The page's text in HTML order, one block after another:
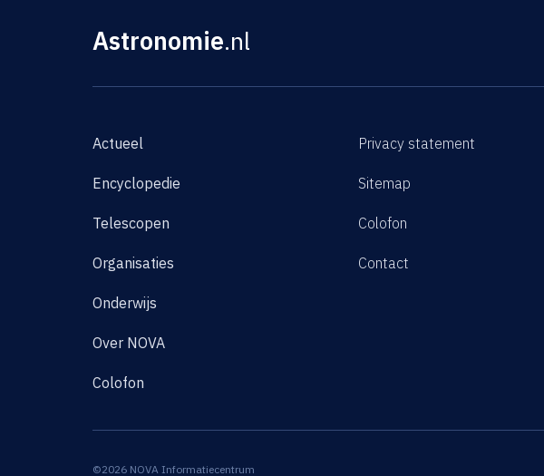
Astronomie.nl
Actueel
Encyclopedie
Telescopen
Organisaties
Onderwijs
Over NOVA
Colofon
Privacy statement
Sitemap
Colofon
Contact
©2026 NOVA Informatiecentrum